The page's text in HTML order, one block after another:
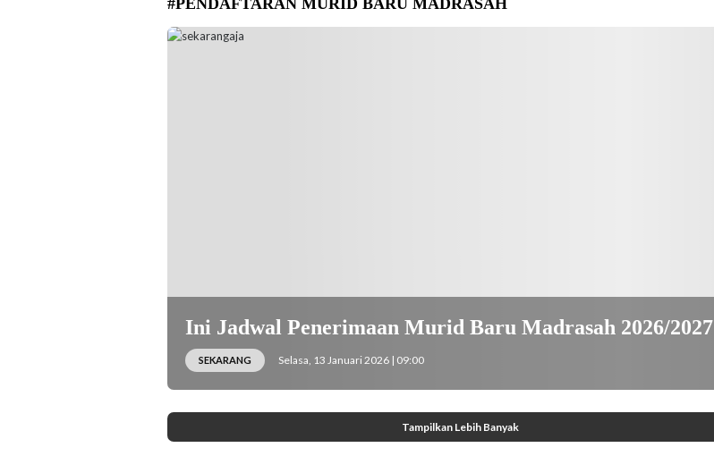
#PENDAFTARAN MURID BARU MADRASAH
Direktur KSKK Madrasah Nyayu Khodijah. (foto: kemenag.go.id)
Ini Jadwal Penerimaan Murid Baru Madrasah 2026/2027
SEKARANG Selasa, 13 Januari 2026 | 09:00
Tampilkan Lebih Banyak